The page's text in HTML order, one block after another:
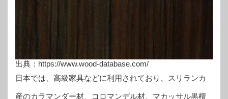
出典：https://www.wood-database.com/
日本では、高級家具などに利用されており、スリランカ
産のカラマンダー材、コロマンデル材、マカッサル黒檀